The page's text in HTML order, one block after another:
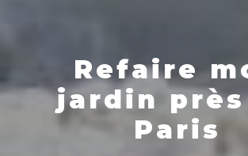
Refaire
jardin
Paris